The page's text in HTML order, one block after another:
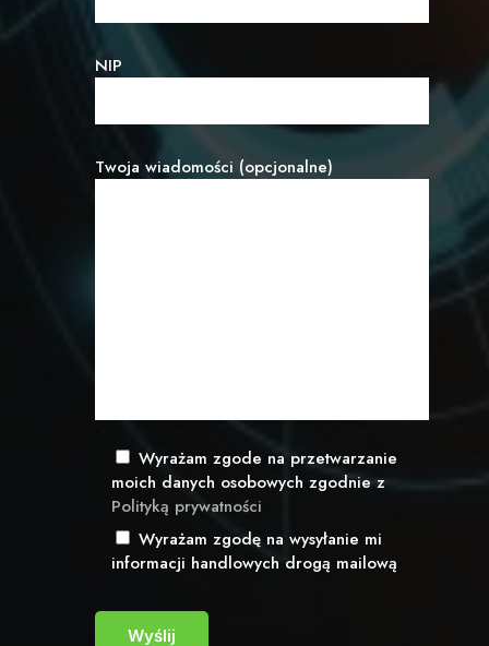
NIP
Twoja wiadomości (opcjonalne)
Wyrażam zgode na przetwarzanie
moich danych osobowych zgodnie z
Polityką prywatności
Wyrażam zgodę na wysyłanie mi
informacji handlowych drogą mailową